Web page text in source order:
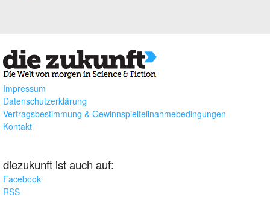
Impressum
Datenschutzerklärung
Vertragsbestimmung & Gewinnspielteilnahmebedingungen
Kontakt
diezukunft ist auch auf:
Facebook
RSS